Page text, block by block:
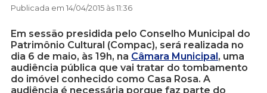
Publicada em 14/04/2015 às 11:36
Em sessão presidida pelo Conselho Municipal do
Patrimônio Cultural (Compac), será realizada no
dia 6 de maio, às 19h, na Câmara Municipal, uma
audiência pública que vai tratar do tombamento
do imóvel conhecido como Casa Rosa. A
audiência é necessária porque faz parte do